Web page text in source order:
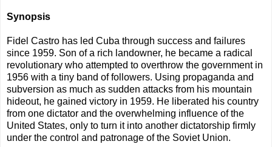
Synopsis
Fidel Castro has led Cuba through success and failures
since 1959. Son of a rich landowner, he became a radical
revolutionary who attempted to overthrow the government in
1956 with a tiny band of followers. Using propaganda and
subversion as much as sudden attacks from his mountain
hideout, he gained victory in 1959. He liberated his country
from one dictator and the overwhelming influence of the
United States, only to turn it into another dictatorship firmly
under the control and patronage of the Soviet Union.